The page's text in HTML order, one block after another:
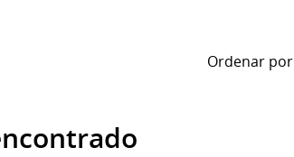
Ordenar por